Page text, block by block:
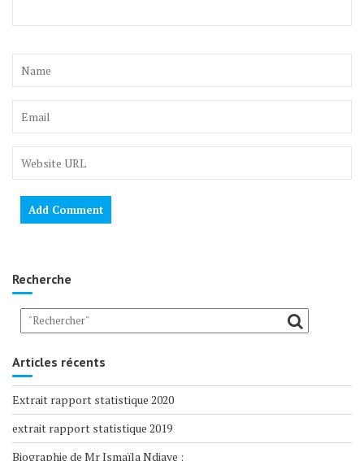
Recherche
Articles récents
Extrait rapport statistique 2020
extrait rapport statistique 2019
Biographie de Mr Ismaïla Ndiaye :